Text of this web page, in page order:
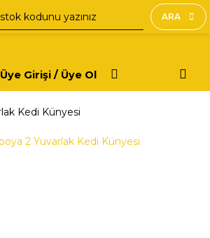
ARA
Üye Girişi / Üye Ol